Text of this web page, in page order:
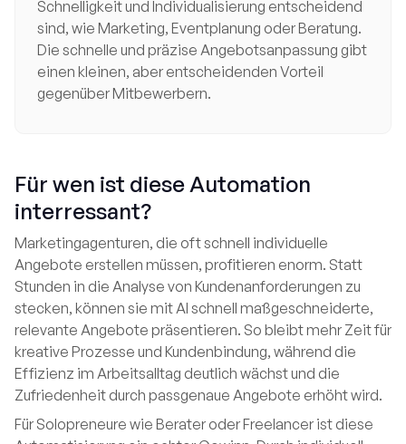
Schnelligkeit und Individualisierung entscheidend
sind, wie Marketing, Eventplanung oder Beratung.
Die schnelle und präzise Angebotsanpassung gibt
einen kleinen, aber entscheidenden Vorteil
gegenüber Mitbewerbern.
Für wen ist diese Automation
interressant?
Marketingagenturen, die oft schnell individuelle
Angebote erstellen müssen, profitieren enorm. Statt
Stunden in die Analyse von Kundenanforderungen zu
stecken, können sie mit AI schnell maßgeschneiderte,
relevante Angebote präsentieren. So bleibt mehr Zeit für
kreative Prozesse und Kundenbindung, während die
Effizienz im Arbeitsalltag deutlich wächst und die
Zufriedenheit durch passgenaue Angebote erhöht wird.
Für Solopreneure wie Berater oder Freelancer ist diese